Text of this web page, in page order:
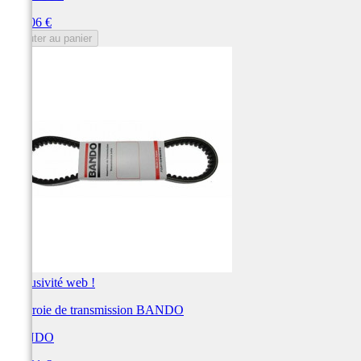
201,06 €
Ajouter au panier
Exclusivité web !
Courroie de transmission BANDO
BANDO